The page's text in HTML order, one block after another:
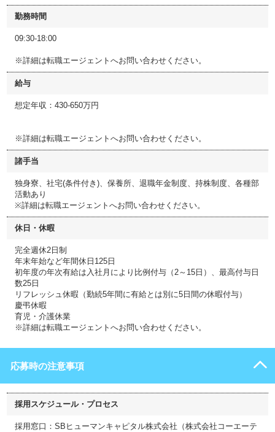
勤務時間
09:30-18:00
※詳細は転職エージェントへお問い合わせください。
給与
想定年収：430-650万円
※詳細は転職エージェントへお問い合わせください。
諸手当
独身寮、社宅(条件付き)、保養所、退職年金制度、持株制度、各種部
活動あり
※詳細は転職エージェントへお問い合わせください。
休日・休暇
完全週休2日制
年末年始など年間休日125日
初年度の年次有給は入社月により比例付与（2～15日）、最高付与日
数25日
リフレッシュ休暇（勤続5年間に有給とは別に5日間の休暇付与）
慶弔休暇
育児・介護休業
※詳細は転職エージェントへお問い合わせください。
応募時の注意事項
採用スケジュール・プロセス
採用窓口：SBヒューマンキャピタル株式会社（株式会社コーエーテ